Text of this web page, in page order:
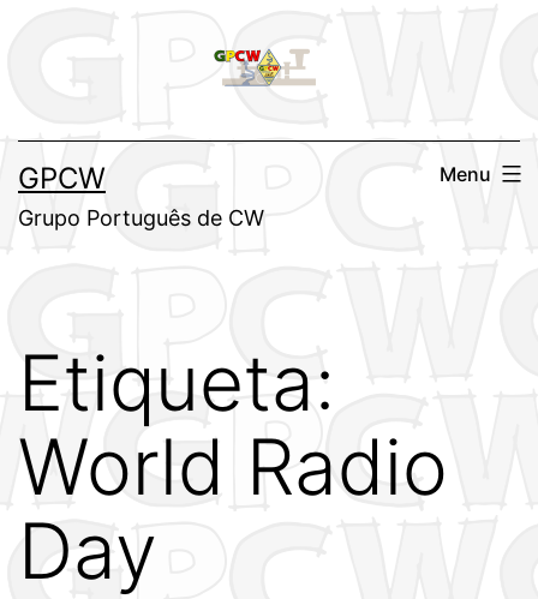
conteúdo
GPCW
Grupo Português de CW
Menu
Etiqueta:
World Radio
Day